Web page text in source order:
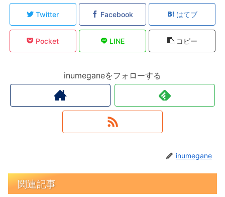
Twitter Facebook はてブ
Pocket LINE コピー
inumeganeをフォローする
inumegane
関連記事